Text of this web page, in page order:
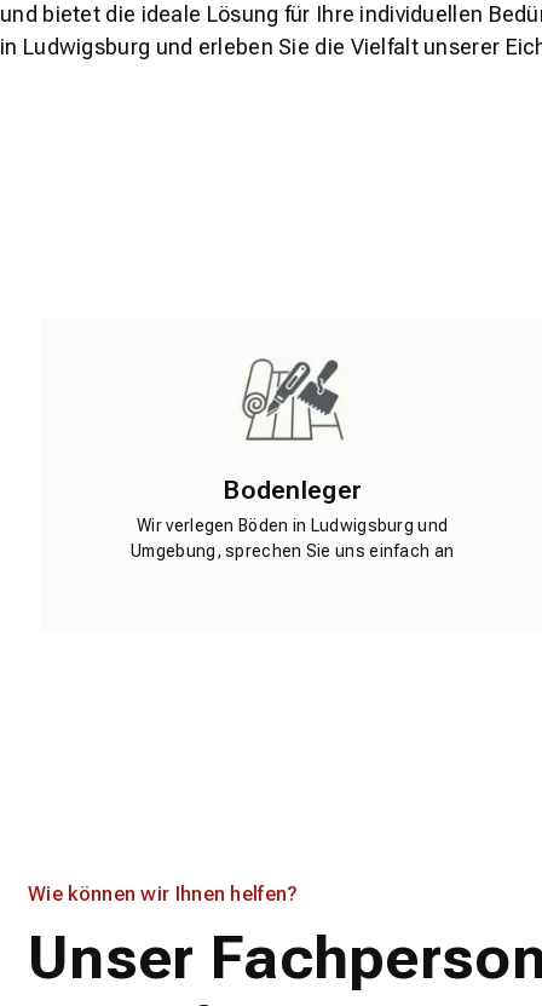
und bietet die ideale Lösung für Ihre individuellen
in Ludwigsburg und erleben Sie die Vielfalt unserer
Bodenleger
Wir verlegen Böden in Ludwigsburg und
Umgebung, sprechen Sie uns einfach an
Wie können wir Ihnen helfen?
Unser